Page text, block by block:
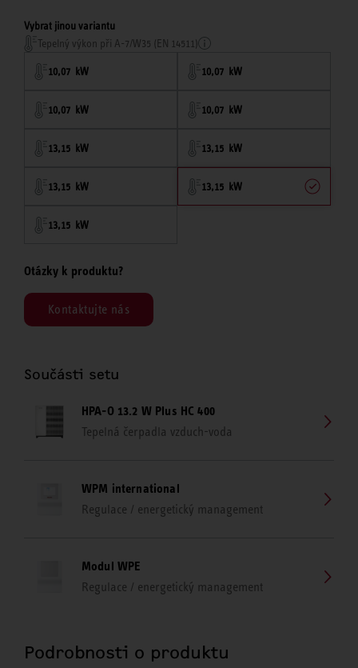
Vybrat jinou variantu
Tepelný výkon při A-7/W35 (EN 14511)
10,07 kW 10,07 kW
10,07 kW 10,07 kW
13,15 kW 13,15 kW
13,15 kW 13,15 kW
13,15 kW
Otázky k produktu?
Kontaktujte nás
Součásti setu
HPA-O 13.2 W Plus HC 400
Tepelná čerpadla vzduch-voda
WPM international
Regulace / energetický management
Modul WPE
Regulace / energetický management
Podrobnosti o produktu